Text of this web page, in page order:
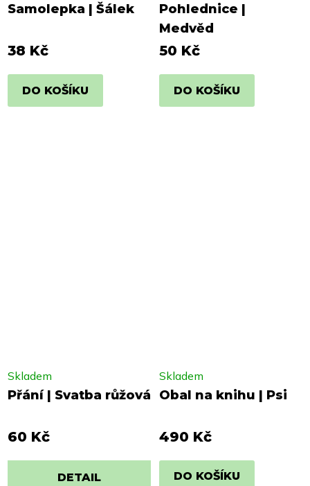
Samolepka | Šálek
38 Kč
DO KOŠÍKU
Pohlednice |
Medvěd
50 Kč
DO KOŠÍKU
Přání | Svatba růžová
Skladem
60 Kč
DETAIL
Obal na knihu | Psi
Skladem
490 Kč
DO KOŠÍKU